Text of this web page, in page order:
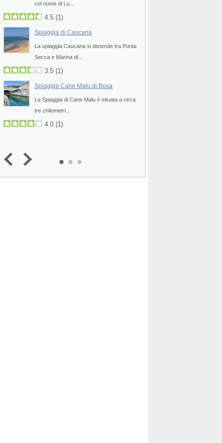
col nome di Lu...
4.5 (1)
Spiaggia di Caucana
La spiaggia Caucana si distende tra Punta
Secca e Marina di...
3.5 (1)
Spiaggia Cane Malu di Bosa
La Spiaggia di Cane Malu è situata a circa
tre chilometri...
4.0 (1)